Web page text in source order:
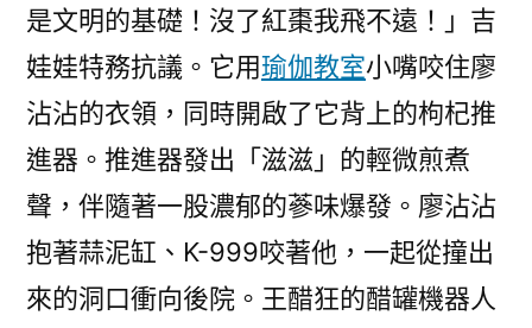
是文明的基礎！沒了紅棗我飛不遠！」吉
娃娃特務抗議。它用瑜伽教室小嘴咬住廖
沾沾的衣領，同時開啟了它背上的枸杞推
進器。推進器發出「滋滋」的輕微煎煮
聲，伴隨著一股濃郁的蔘味爆發。廖沾沾
抱著蒜泥缸、K-999咬著他，一起從撞出
來的洞口衝向後院。王醋狂的醋罐機器人